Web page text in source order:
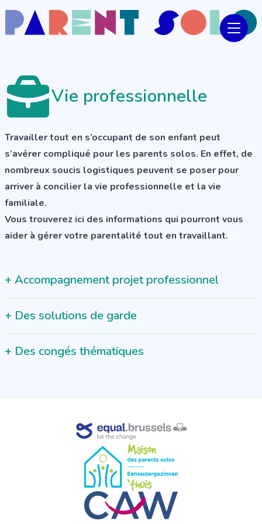
Vie professionnelle
Travailler tout en s’occupant de son enfant peut
s’avérer compliqué pour les parents solos. En effet, de
nombreux soucis logistiques peuvent se poser pour
arriver à concilier la vie professionnelle et la vie
familiale.
Vous trouverez ici des informations qui pourront vous
aider à gérer votre parentalité tout en travaillant.
+ Accompagnement projet professionnel
+ Des solutions de garde
+ Des congés thématiques